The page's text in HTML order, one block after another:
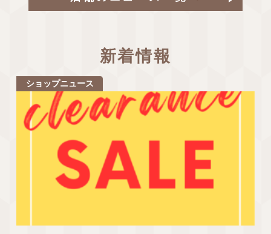
新着情報
ショップニュース